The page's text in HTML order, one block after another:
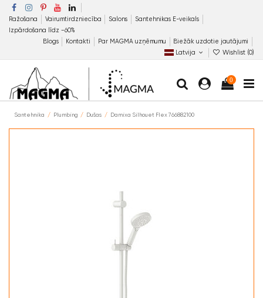
Ražošana Vairumtirdzniecība Salons
Santehnikas E-veikals
Izpārdošana līdz −60%
Blogs
Kontakti Par MAGMA uzņēmumu
Biežāk uzdotie jautājumi
Latvija
Wishlist (0)
0
Santehnika Plumbing Dušas Damixa Silhouet Flex 766882100